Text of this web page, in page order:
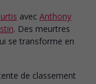
avec Anthony
. Des meurtres
se transforme en